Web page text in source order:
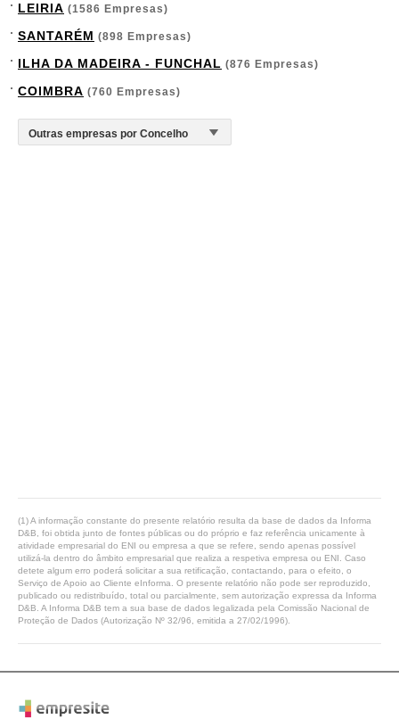
LEIRIA (1586 Empresas)
SANTARÉM (898 Empresas)
ILHA DA MADEIRA - FUNCHAL (876 Empresas)
COIMBRA (760 Empresas)
(1) A informação constante do presente relatório resulta da base de dados da Informa
D&B, foi obtida junto de fontes públicas ou do próprio e faz referência unicamente à
atividade empresarial do ENI ou empresa a que se refere, sendo apenas possível
utilizá-la dentro do âmbito empresarial que realiza a respetiva empresa ou ENI. Caso
detete algum erro poderá solicitar a sua retificação, contactando, para o efeito, o
Serviço de Apoio ao Cliente eInforma. O presente relatório não pode ser reproduzido,
publicado ou redistribuído, total ou parcialmente, sem autorização expressa da Informa
D&B. A Informa D&B tem a sua base de dados legalizada pela Comissão Nacional de
Proteção de Dados (Autorização Nº 32/96, emitida a 27/02/1996).